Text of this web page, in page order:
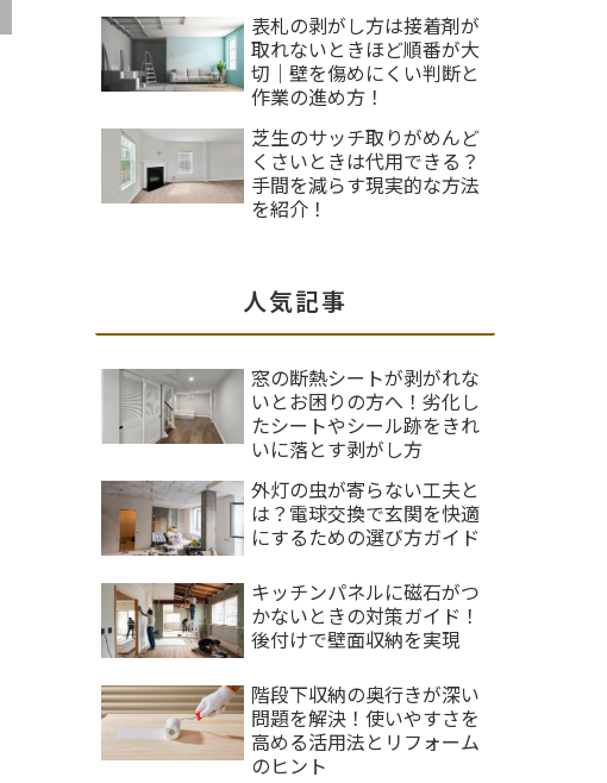
表札の剥がし方は接着剤が
取れないときほど順番が大
切｜壁を傷めにくい判断と
作業の進め方！
芝生のサッチ取りがめんど
くさいときは代用できる？
手間を減らす現実的な方法
を紹介！
人気記事
窓の断熱シートが剥がれな
いとお困りの方へ！劣化し
たシートやシール跡をきれ
いに落とす剥がし方
外灯の虫が寄らない工夫と
は？電球交換で玄関を快適
にするための選び方ガイド
キッチンパネルに磁石がつ
かないときの対策ガイド！
後付けで壁面収納を実現
階段下収納の奥行きが深い
問題を解決！使いやすさを
高める活用法とリフォーム
のヒント